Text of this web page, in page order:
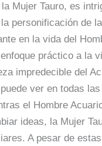
Mujer Tauro, es
personificación de
en la vida del
práctico a la
impredecible del
ver en todas
el Hombre
ideas, la Mujer
A pesar de